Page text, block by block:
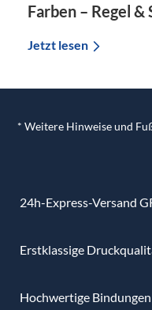
Farben – Regel &
Jetzt lesen
* Weitere Hinweise und
24h-Express-Versand
Erstklassige
Hochwertige Bindungen